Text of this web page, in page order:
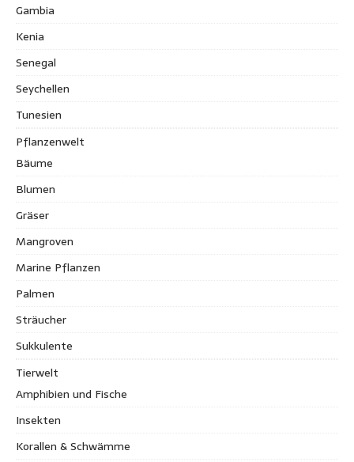
Gambia
Kenia
Senegal
Seychellen
Tunesien
Pflanzenwelt
Bäume
Blumen
Gräser
Mangroven
Marine Pflanzen
Palmen
Sträucher
Sukkulente
Tierwelt
Amphibien und Fische
Insekten
Korallen & Schwämme